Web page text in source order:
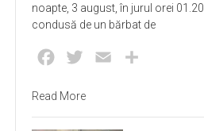
noapte, 3 august, în jurul orei
condusă de un bărbat de
Facebook
Twitter Email
Read More